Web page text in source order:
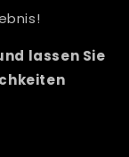
lassen Sie